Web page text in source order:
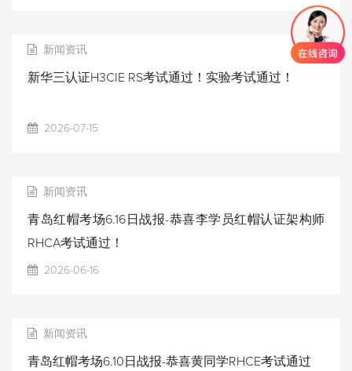
新闻资讯
新华三认证H3CIE RS考试通过！实验考试通过！
2026-07-15
新闻资讯
青岛红帽考场6.16日战报-恭喜李学员红帽认证架构师
RHCA考试通过！
2026-06-16
新闻资讯
青岛红帽考场6.10日战报-恭喜黄同学RHCE考试通过